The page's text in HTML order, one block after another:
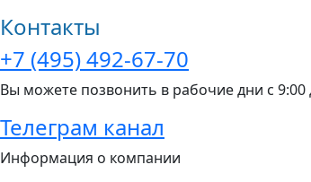
Контакты
+7 (495) 492-67-70
Вы можете позвонить в рабочие дни с 9:00
Телеграм канал
Информация о компании